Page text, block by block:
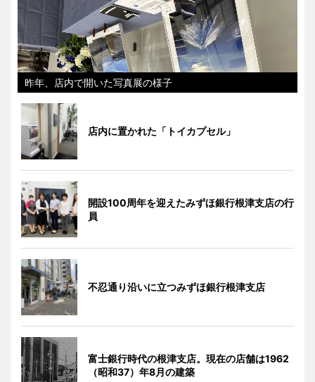
昨年、店内で開いた写真展の様子
店内に置かれた「トイカプセル」
開設100周年を迎えたみずほ銀行根津支店の行
員
不忍通り沿いに立つみずほ銀行根津支店
富士銀行時代の根津支店。現在の店舗は1962
（昭和37）年8月の建築